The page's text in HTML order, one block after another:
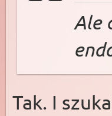
Ale
Tak. I